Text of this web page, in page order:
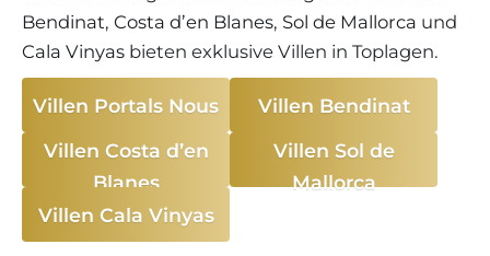
ENERGIEZERTIFIKAT
MAKLER WERDEN
KONTAKT
FREIZEITAKTIVITÄTEN AUF MALLORCA
SCHULEN AUF MALLORCA
MAGAZIN
Bendinat, Costa d’en Blanes, Sol de Mallorca und
Cala Vinyas bieten exklusive Villen in Toplagen.
Villen Portals Nous
Villen Bendinat
Villen Costa d’en
Blanes
Villen Sol de
Mallorca
Villen Cala Vinyas